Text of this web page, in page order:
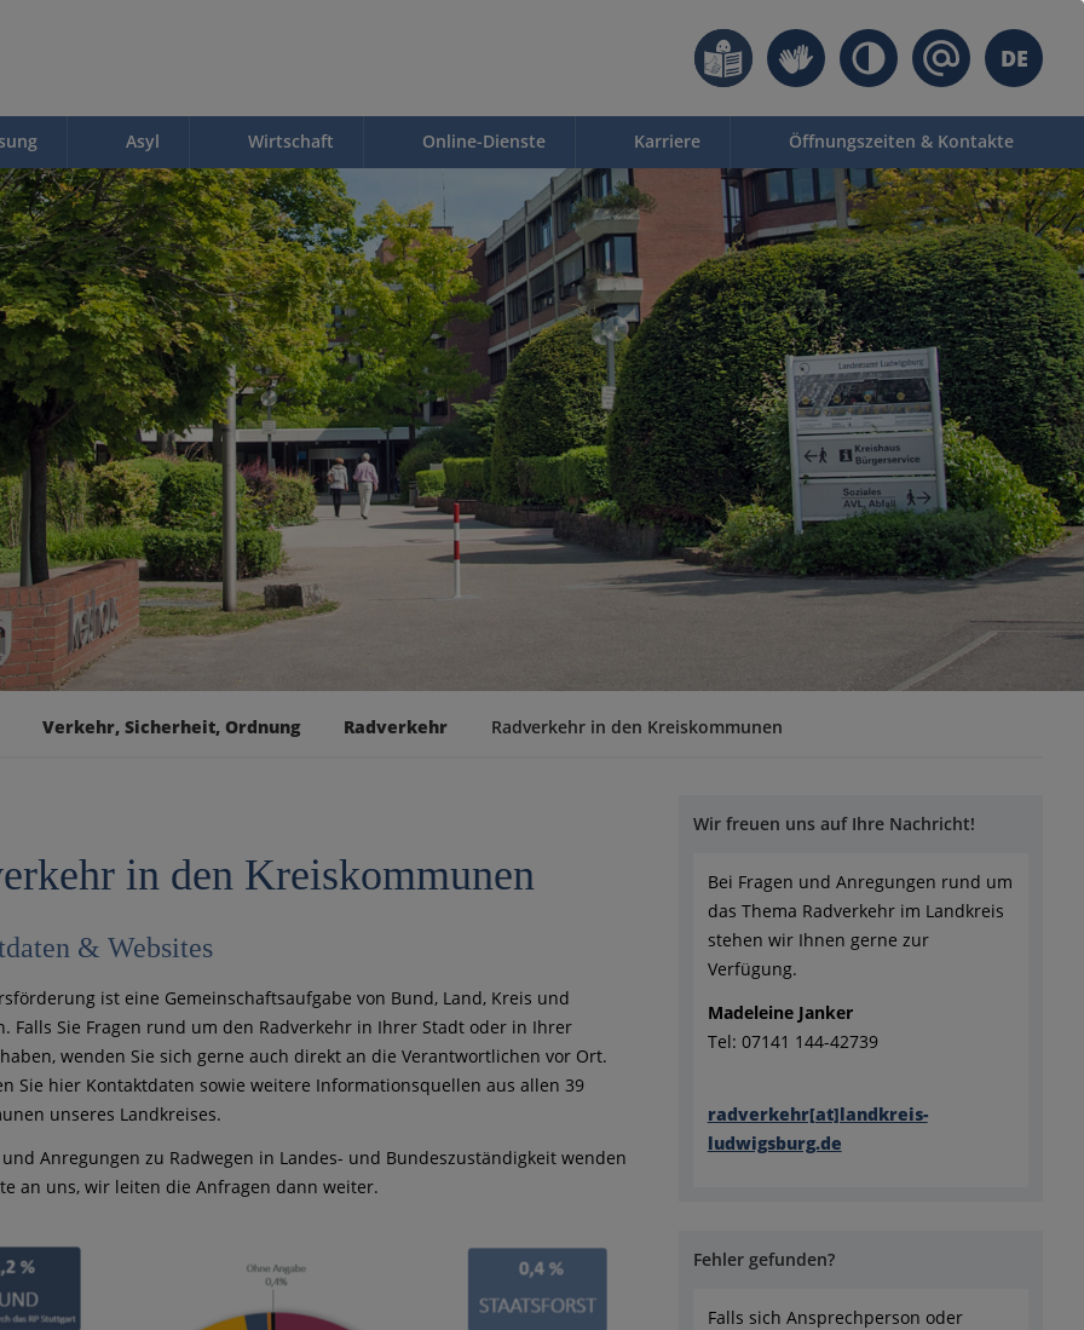
DE
Asyl Wirtschaft Online-Dienste Karriere Öffnungszeiten & Kontakte
Verkehr, Sicherheit, Ordnung Radverkehr Radverkehr in den Kreiskommunen
in den Kreiskommunen
& Websites
ist eine Gemeinschaftsaufgabe von Bund, Land, Kreis und
Falls Sie Fragen rund um den Radverkehr in Ihrer Stadt oder in Ihrer
wenden Sie sich gerne auch direkt an die Verantwortlichen vor Ort.
Sie hier Kontaktdaten sowie weitere Informationsquellen aus allen 39
unseres Landkreises.
und Anregungen zu Radwegen in Landes- und Bundeszuständigkeit wenden
an uns, wir leiten die Anfragen dann weiter.
Wir freuen uns auf Ihre Nachricht!
Bei Fragen und Anregungen rund um
das Thema Radverkehr im Landkreis
stehen wir Ihnen gerne zur
Verfügung.
Madeleine Janker
Tel: 07141 144-42739
radverkehr[at]landkreis-
ludwigsburg.de
Fehler gefunden?
Falls sich Ansprechperson oder